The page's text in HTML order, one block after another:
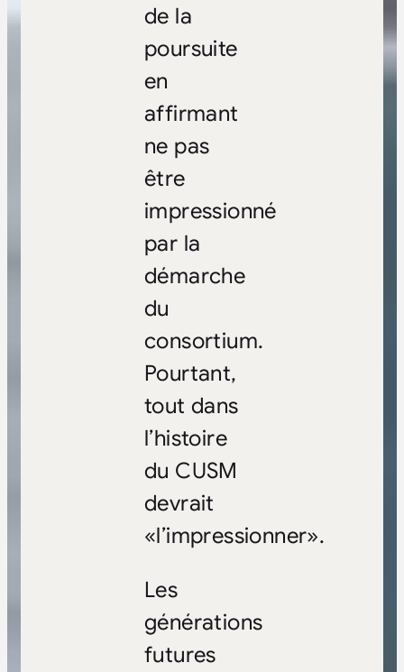
de la
poursuite
en
affirmant
ne pas
être
impressionné
par la
démarche
du
consortium.
Pourtant,
tout dans
l’histoire
du CUSM
devrait
«l’impressionner».
Les
générations
futures